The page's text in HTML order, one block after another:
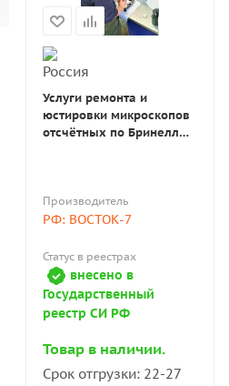
Услуги ремонта и
юстировки микроскопов
отсчётных по Бринеллю
Производитель
РФ: ВОСТОК-7
Статус в реестрах
внесено в
Государственный
реестр СИ РФ
Товар в наличии.
Срок отгрузки: 22-27